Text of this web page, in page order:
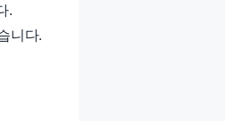
.
니다.